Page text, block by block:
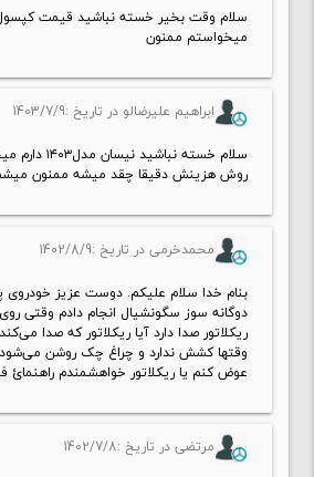
سلام وقت بخیر خسته نباشید قیمت
میخواستم ممنون
ابراهیم علیرضالو در تاریخ :1403/7/9
روش هزینش دقیقا چقد میشه ممنون
محمدخرمی در تاریخ :1402/8/9
بنام خدا سلام علیکم. دوست عزیز خودروی
دوگانه سوز سگونشیال انجام دادم وقتی
ریکلاتور صدا دارد آیا ریکلاتور که صدا
وقتها کشش ندارد و چراغ چک روشن
عوض کنم یا ریکلاتور خواهشمندم راهنمائ
مرتضی در تاریخ :1402/7/8